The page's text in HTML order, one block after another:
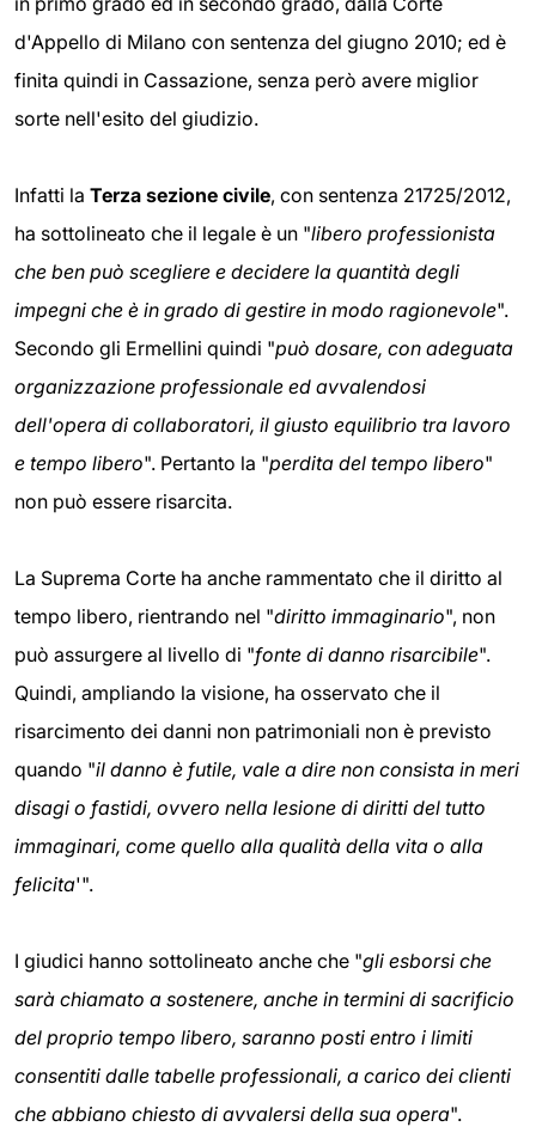
d'Appello di Milano con sentenza del giugno 2010; ed è
finita quindi in Cassazione, senza però avere miglior
sorte nell'esito del giudizio.
Infatti la Terza sezione civile, con sentenza 21725/2012,
ha sottolineato che il legale è un "libero professionista
che ben può scegliere e decidere la quantità degli
impegni che è in grado di gestire in modo ragionevole".
Secondo gli Ermellini quindi "può dosare, con adeguata
organizzazione professionale ed avvalendosi
dell'opera di collaboratori, il giusto equilibrio tra lavoro
e tempo libero". Pertanto la "perdita del tempo libero"
non può essere risarcita.
La Suprema Corte ha anche rammentato che il diritto al
tempo libero, rientrando nel "diritto immaginario", non
può assurgere al livello di "fonte di danno risarcibile".
Quindi, ampliando la visione, ha osservato che il
risarcimento dei danni non patrimoniali non è previsto
quando "il danno è futile, vale a dire non consista in meri
disagi o fastidi, ovvero nella lesione di diritti del tutto
immaginari, come quello alla qualità della vita o alla
felicita'".
I giudici hanno sottolineato anche che "gli esborsi che
sarà chiamato a sostenere, anche in termini di sacrificio
del proprio tempo libero, saranno posti entro i limiti
consentiti dalle tabelle professionali, a carico dei clienti
che abbiano chiesto di avvalersi della sua opera".